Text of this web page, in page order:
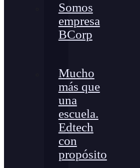
Somos
empresa
BCorp
Mucho
más que
una
escuela.
Edtech
con
propósito